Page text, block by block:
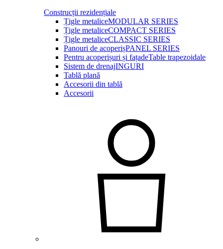
Construcții rezidențiale
Țigle metaliceMODULAR SERIES
Țigle metaliceCOMPACT SERIES
Țigle metaliceCLASSIC SERIES
Panouri de acoperișPANEL SERIES
Pentru acoperișuri și fațadeTable trapezoidale
Sistem de drenajINGURI
Tablă plană
Accesorii din tablă
Accesorii